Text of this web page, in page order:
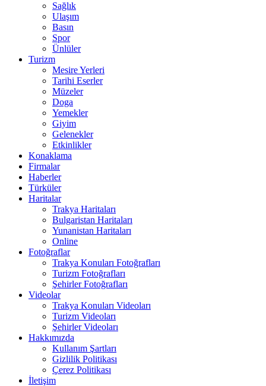
Sağlık
Ulaşım
Basın
Spor
Ünlüler
Turizm
Mesire Yerleri
Tarihi Eserler
Müzeler
Doga
Yemekler
Giyim
Gelenekler
Etkinlikler
Konaklama
Firmalar
Haberler
Türküler
Haritalar
Trakya Haritaları
Bulgaristan Haritaları
Yunanistan Haritaları
Online
Fotoğraflar
Trakya Konuları Fotoğrafları
Turizm Fotoğrafları
Şehirler Fotoğrafları
Videolar
Trakya Konuları Videoları
Turizm Videoları
Şehirler Videoları
Hakkımızda
Kullanım Şartları
Gizlilik Politikası
Çerez Politikası
İletişim